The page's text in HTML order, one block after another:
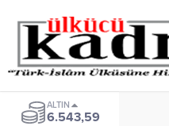
BIST
13.798,82